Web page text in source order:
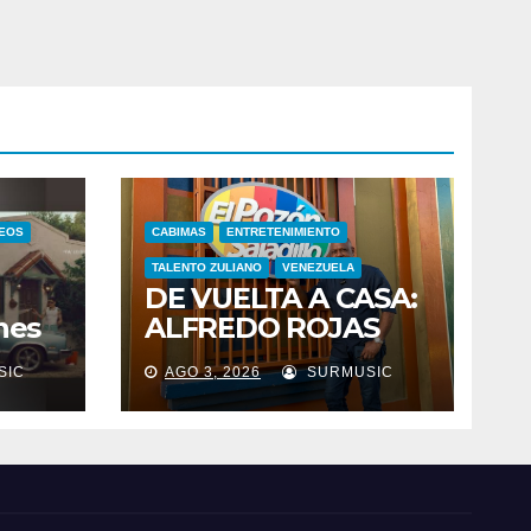
CABIMAS ENTRETENIMIENTO
TALENTO ZULIANO VENEZUELA
DE VUELTA A CASA:
ALFREDO ROJAS
CELEBRA ESTE 2 DE
AGOSTO SUS 46
AÑOS DE
EL
AGO 3, 2026 SURMUSIC